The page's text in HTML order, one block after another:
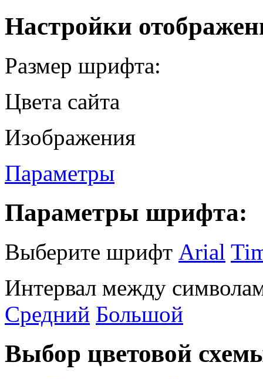
Настройки
Размер шрифта:
Цвета сайта
Изображения
Параметры
Параметры шрифта:
Выберите шрифт Arial
Интервал между
Средний Большой
Выбор цветовой